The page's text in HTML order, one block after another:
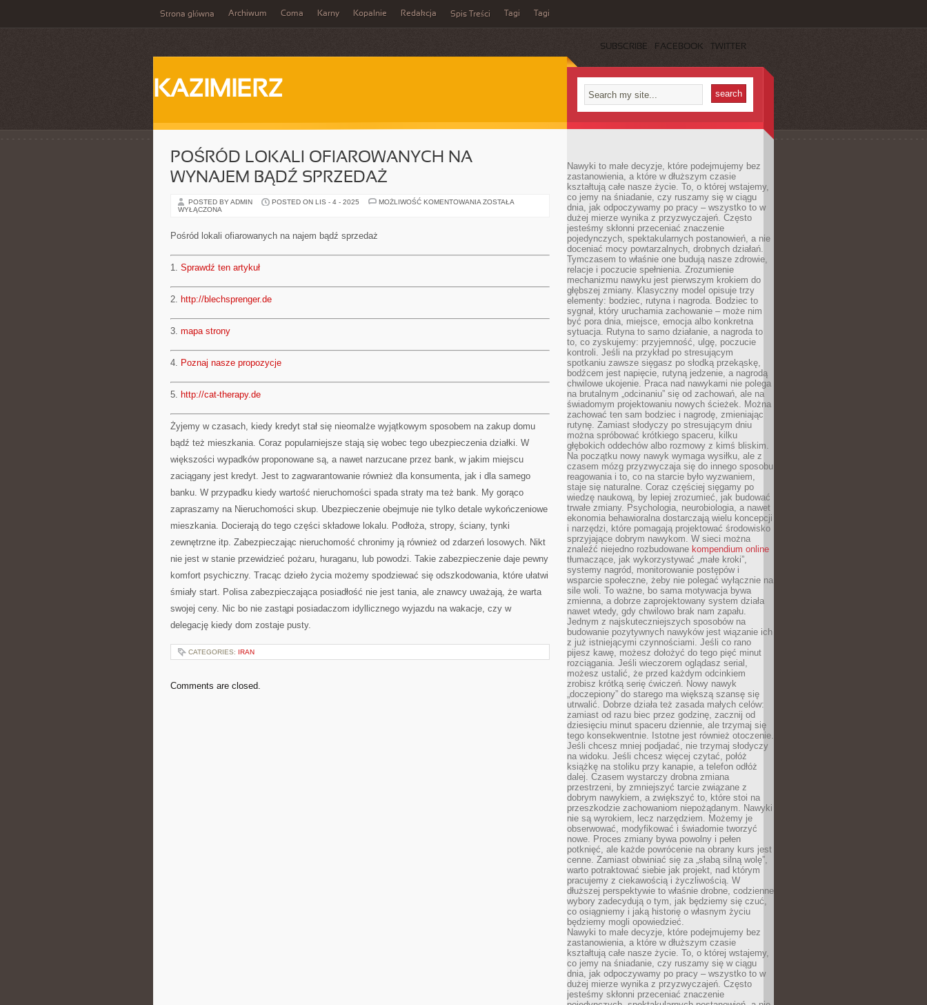
Strona główna Archiwum Coma Karny Kopalnie Redakcja Spis Treści Tagi Tagi
SUBSCRIBE FACEBOOK TWITTER
KAZIMIERZ
POŚRÓD LOKALI OFIAROWANYCH NA
WYNAJEM BĄDŹ SPRZEDAŻ
POSTED BY ADMIN POSTED ON LIS - 4 - 2025 MOŻLIWOŚĆ KOMENTOWANIA POŚRÓD
ZOSTAŁA
WYŁĄCZONA
Pośród lokali ofiarowanych na najem bądź sprzedaż
1. Sprawdź ten artykuł
2. http://blechsprenger.de
3. mapa strony
4. Poznaj nasze propozycje
5. http://cat-therapy.de
Żyjemy w czasach, kiedy kredyt stał się nieomalże wyjątkowym sposobem na zakup domu
bądź też mieszkania. Coraz popularniejsze stają się wobec tego ubezpieczenia działki. W
większości wypadków proponowane są, a nawet narzucane przez bank, w jakim miejscu
zaciągany jest kredyt. Jest to zagwarantowanie również dla konsumenta, jak i dla samego
banku. W przypadku kiedy wartość nieruchomości spada straty ma też bank. My gorąco
zapraszamy na Nieruchomości skup. Ubezpieczenie obejmuje nie tylko detale wykończeniowe
mieszkania. Docierają do tego części składowe lokalu. Podłoża, stropy, ściany, tynki
zewnętrzne itp. Zabezpieczając nieruchomość chronimy ją również od zdarzeń losowych. Nikt
nie jest w stanie przewidzieć pożaru, huraganu, lub powodzi. Takie zabezpieczenie daje pewny
komfort psychiczny. Tracąc dzieło życia możemy spodziewać się odszkodowania, które ułatwi
śmiały start. Polisa zabezpieczająca posiadłość nie jest tania, ale znawcy uważają, że warta
swojej ceny. Nic bo nie zastąpi posiadaczom idyllicznego wyjazdu na wakacje, czy w
delegację kiedy dom zostaje pusty.
CATEGORIES: IRAN
Comments are closed.
Nawyki to małe decyzje, które podejmujemy bez
zastanowienia, a które w dłuższym czasie
kształtują całe nasze życie. To, o której wstajemy,
co jemy na śniadanie, czy ruszamy się w ciągu
dnia, jak odpoczywamy po pracy – wszystko to w
dużej mierze wynika z przyzwyczajeń. Często
jesteśmy skłonni przeceniać znaczenie
pojedynczych, spektakularnych postanowień, a nie
doceniać mocy powtarzalnych, drobnych działań.
Tymczasem to właśnie one budują nasze zdrowie,
relacje i poczucie spełnienia. Zrozumienie
mechanizmu nawyku jest pierwszym krokiem do
głębszej zmiany. Klasyczny model opisuje trzy
elementy: bodziec, rutyna i nagroda. Bodziec to
sygnał, który uruchamia zachowanie – może nim
być pora dnia, miejsce, emocja albo konkretna
sytuacja. Rutyna to samo działanie, a nagroda to
to, co zyskujemy: przyjemność, ulgę, poczucie
kontroli. Jeśli na przykład po stresującym
spotkaniu zawsze sięgasz po słodką przekąskę,
bodźcem jest napięcie, rutyną jedzenie, a nagrodą
chwilowe ukojenie. Praca nad nawykami nie polega
na brutalnym „odcinaniu” się od zachowań, ale na
świadomym projektowaniu nowych ścieżek. Można
zachować ten sam bodziec i nagrodę, zmieniając
rutynę. Zamiast słodyczy po stresującym dniu
można spróbować krótkiego spaceru, kilku
głębokich oddechów albo rozmowy z kimś bliskim.
Na początku nowy nawyk wymaga wysiłku, ale z
czasem mózg przyzwyczaja się do innego sposobu
reagowania i to, co na starcie było wyzwaniem,
staje się naturalne. Coraz częściej sięgamy po
wiedzę naukową, by lepiej zrozumieć, jak budować
trwałe zmiany. Psychologia, neurobiologia, a nawet
ekonomia behawioralna dostarczają wielu koncepcji
i narzędzi, które pomagają projektować środowisko
sprzyjające dobrym nawykom. W sieci można
znaleźć niejedno rozbudowane kompendium online
tłumaczące, jak wykorzystywać „małe kroki”,
systemy nagród, monitorowanie postępów i
wsparcie społeczne, żeby nie polegać wyłącznie na
sile woli. To ważne, bo sama motywacja bywa
zmienna, a dobrze zaprojektowany system działa
nawet wtedy, gdy chwilowo brak nam zapału.
Jednym z najskuteczniejszych sposobów na
budowanie pozytywnych nawyków jest wiązanie ich
z już istniejącymi czynnościami. Jeśli co rano
pijesz kawę, możesz dołożyć do tego pięć minut
rozciągania. Jeśli wieczorem oglądasz serial,
możesz ustalić, że przed każdym odcinkiem
zrobisz krótką serię ćwiczeń. Nowy nawyk
„doczepiony” do starego ma większą szansę się
utrwalić. Dobrze działa też zasada małych celów:
zamiast od razu biec przez godzinę, zacznij od
dziesięciu minut spaceru dziennie, ale trzymaj się
tego konsekwentnie. Istotne jest również otoczenie.
Jeśli chcesz mniej podjadać, nie trzymaj słodyczy
na widoku. Jeśli chcesz więcej czytać, połóż
książkę na stoliku przy kanapie, a telefon odłóż
dalej. Czasem wystarczy drobna zmiana
przestrzeni, by zmniejszyć tarcie związane z
dobrym nawykiem, a zwiększyć to, które stoi na
przeszkodzie zachowaniom niepożądanym. Nawyki
nie są wyrokiem, lecz narzędziem. Możemy je
obserwować, modyfikować i świadomie tworzyć
nowe. Proces zmiany bywa powolny i pełen
potknięć, ale każde powrócenie na obrany kurs jest
cenne. Zamiast obwiniać się za „słabą silną wolę”,
warto potraktować siebie jak projekt, nad którym
pracujemy z ciekawością i życzliwością. W
dłuższej perspektywie to właśnie drobne, codzienne
wybory zadecydują o tym, jak będziemy się czuć,
co osiągniemy i jaką historię o własnym życiu
będziemy mogli opowiedzieć.
Nawyki to małe decyzje, które podejmujemy bez
zastanowienia, a które w dłuższym czasie
kształtują całe nasze życie. To, o której wstajemy,
co jemy na śniadanie, czy ruszamy się w ciągu
dnia, jak odpoczywamy po pracy – wszystko to w
dużej mierze wynika z przyzwyczajeń. Często
jesteśmy skłonni przeceniać znaczenie